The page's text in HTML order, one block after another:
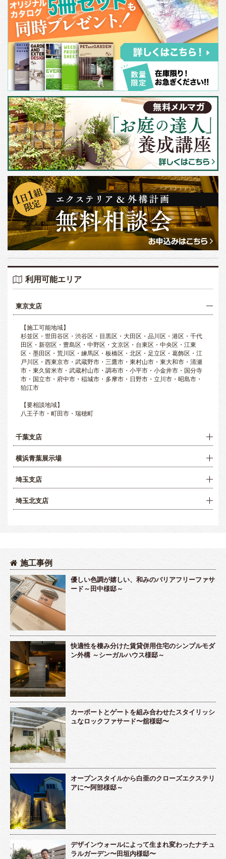
利用可能エリア
東京支店
【施工可能地域】
杉並区・世田谷区・渋谷区・目黒区・大田区・品川区・港区・千代
田区・新宿区・豊島区・中野区・文京区・台東区・中央区・江東
区・墨田区・荒川区・練馬区・板橋区・北区・足立区・葛飾区・江
戸川区・西東京市・武蔵野市・三鷹市・東村山市・東大和市・清瀬
市・東久留米市・武蔵村山市・調布市・小平市・小金井市・国分寺
市・国立市・府中市・稲城市・多摩市・日野市・立川市・昭島市・
狛江市
【要相談地域】
八王子市・町田市・瑞穂町
千葉支店
横浜青葉展示場
埼玉支店
埼玉北支店
施工事例
優しい色調が嬉しい、和みのバリアフリーファサ
ード～田中様邸～
快適性を棲み分けた賃貸併用住宅のシンプルモダ
ン外構 ～シーガルハウス様邸～
カーポートとゲートを組み合わせたスタイリッシ
ュなロックファサード〜舘様邸〜
オープンスタイルから白亜のクローズエクステリ
アに〜阿部様邸～
デザインウォールによって生まれ変わったナチュ
ラルガーデン〜田垣内様邸〜